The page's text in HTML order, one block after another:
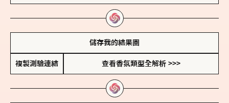
儲存我的結果圖
複製測驗連結 查看香氛類型全解析 >>>